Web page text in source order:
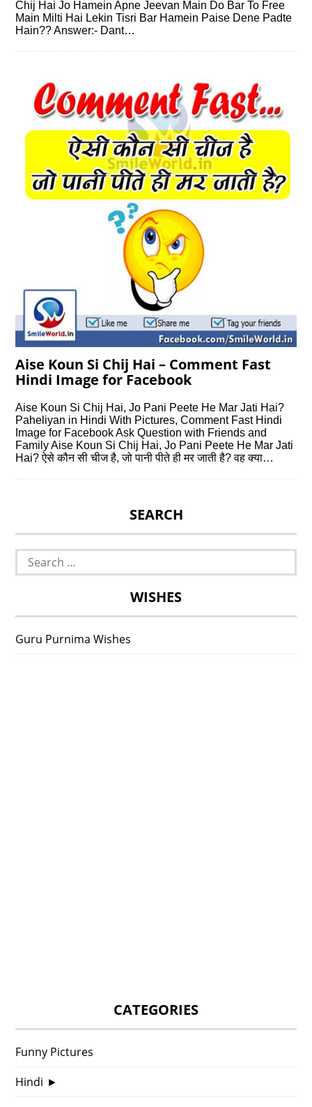
Chij Hai Jo Hamein Apne Jeevan Main Do Bar To Free
Main Milti Hai Lekin Tisri Bar Hamein Paise Dene Padte
Hain?? Answer:- Dant…
Aise Koun Si Chij Hai – Comment Fast
Hindi Image for Facebook
Aise Koun Si Chij Hai, Jo Pani Peete He Mar Jati Hai?
Paheliyan in Hindi With Pictures, Comment Fast Hindi
Image for Facebook Ask Question with Friends and
Family Aise Koun Si Chij Hai, Jo Pani Peete He Mar Jati
Hai? ऐसे कौन सी चीज है, जो पानी पीते ही मर जाती है? वह क्या…
SEARCH
Search
for:
WISHES
Guru Purnima Wishes
CATEGORIES
Funny Pictures
Hindi ►